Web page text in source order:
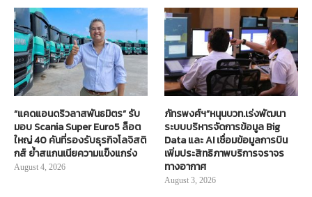
“แคดแอนดริวลาสพันธมิตร” รับ
มอบ Scania Super Euro5 ล็อต
ใหญ่ 40 คันที่รองรับธุรกิจโลจิสติ
กส์ ย้ำสแกนเนียความแข็งแกร่ง
August 4, 2026
ภัทรพงศ์ฯ”หนุนบวท.เร่งพัฒนา
ระบบบริหารจัดการข้อมูล Big
Data และ AI เชื่อมข้อมูลการบิน
เพิ่มประสิทธิภาพบริการจราจร
ทางอากาศ
August 3, 2026